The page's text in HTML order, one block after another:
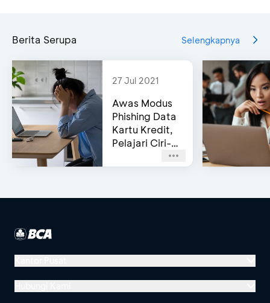
Berita Serupa Selengkapnya
27 Jul 2021
Awas Modus
Phishing Data
Kartu Kredit,
Pelajari Ciri-
Menara BCA, Grand Indonesia
Jl. MH Thamrin No. 1